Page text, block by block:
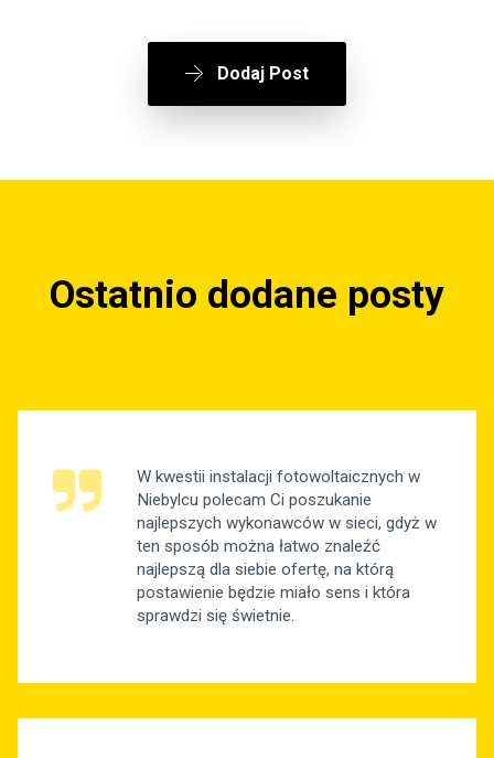
Dodaj Post
Ostatnio dodane posty
W kwestii instalacji fotowoltaicznych w
Niebylcu polecam Ci poszukanie
najlepszych wykonawców w sieci, gdyż w
ten sposób można łatwo znaleźć
najlepszą dla siebie ofertę, na którą
postawienie będzie miało sens i która
sprawdzi się świetnie.